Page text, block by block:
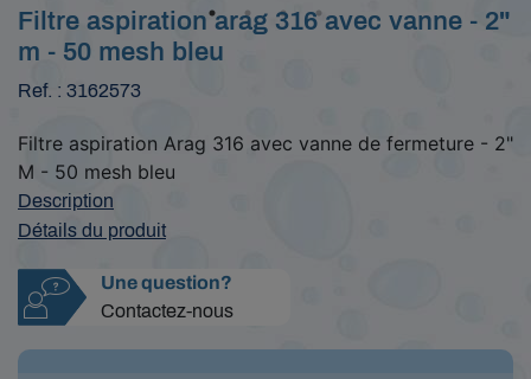
Filtre aspiration arag 316 avec vanne - 2"
m - 50 mesh bleu
Ref. : 3162573
Filtre aspiration Arag 316 avec vanne de fermeture - 2"
M - 50 mesh bleu
Description
Détails du produit
Une question?
Contactez-nous